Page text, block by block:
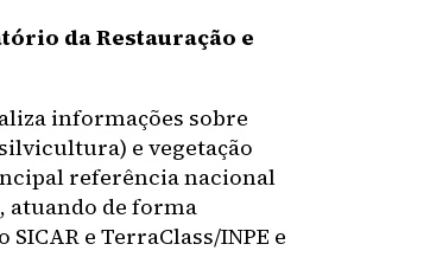
da Restauração e
informações sobre
e vegetação
referência nacional
atuando de forma
e TerraClass/INPE e